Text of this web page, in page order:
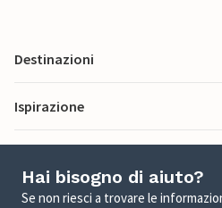
Destinazioni
Ispirazione
Hai bisogno di aiuto?
Se non riesci a trovare le